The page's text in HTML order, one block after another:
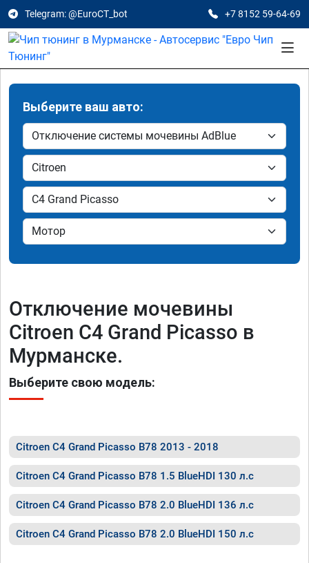
Telegram: @EuroCT_bot +7 8152 59-64-69
Выберите ваш авто:
Отключение мочевины
Citroen C4 Grand Picasso в
Мурманске.
Выберите свою модель:
Citroen C4 Grand Picasso B78 2013 - 2018
Citroen C4 Grand Picasso B78 1.5 BlueHDI 130 л.с
Citroen C4 Grand Picasso B78 2.0 BlueHDI 136 л.с
Citroen C4 Grand Picasso B78 2.0 BlueHDI 150 л.с